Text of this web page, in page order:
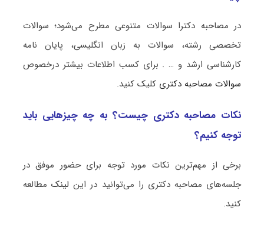
در مصاحبه دکترا سوالات متنوعی مطرح می‌شود؛ سوالات
تخصصی رشته، سوالات به زبان انگلیسی، پایان نامه
کارشناسی ارشد و … . برای کسب اطلاعات بیشتر درخصوص
سوالات مصاحبه دکتری کلیک کنید.
نکات مصاحبه دکتری چیست؟ به چه چیزهایی باید
توجه کنیم؟
برخی از مهم‌ترین نکات مورد توجه برای حضور موفق در
جلسه‌های مصاحبه دکتری را می‌توانید در این لینکمطالعه
کنید.